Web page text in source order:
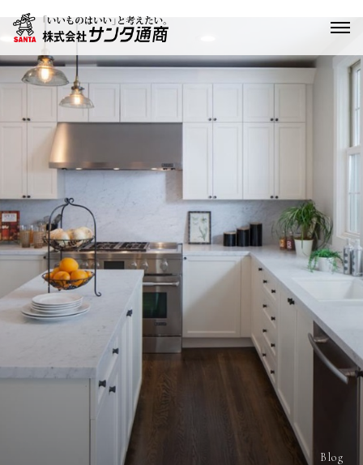
輸入建材
家具・インテリア
輸入住宅
リノベーション
ショールーム
お問い合わせ
English
Blog